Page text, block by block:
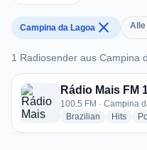
Campina da Lagoa close
1 Radiosender aus Campina
1 Radiosender aus
Rádio Mais FM
100.5 FM · Campina
Brazilian radio
Hitsradio